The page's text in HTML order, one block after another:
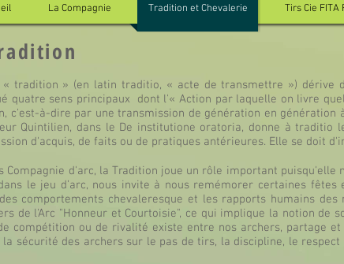
La Compagnie Tradition et Chevalerie Tirs Cie FITA
tradition » (en latin traditio, « acte de transmettre »)
quatre sens principaux dont l'« Action par laquelle on livre
c'est-à-dire par une transmission de génération en
Quintilien, dans le De institutione oratoria, donne à traditio
d'acquis, de faits ou de pratiques antérieures. Elle se doit
Compagnie d'arc, la Tradition joue un rôle important
le jeu d’arc, nous invite à nous remémorer certaines
comportements chevaleresque et les rapports humains
de l'Arc "Honneur et Courtoisie", ce qui implique la notion
compétition ou de rivalité existe entre nos archers, partage
la sécurité des archers sur le pas de tirs, la discipline, le